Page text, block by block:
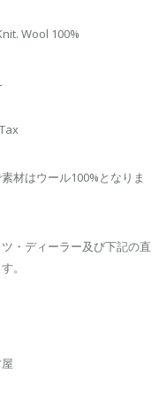
Wool 100%
材はウール100%となりま
・ディーラー及び下記の直
。